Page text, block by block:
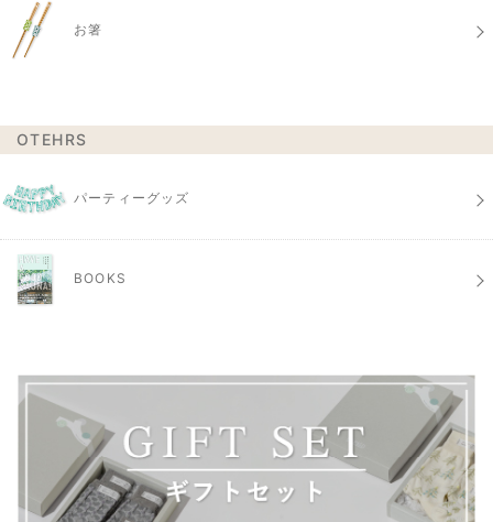
お箸
OTEHRS
パーティーグッズ
BOOKS